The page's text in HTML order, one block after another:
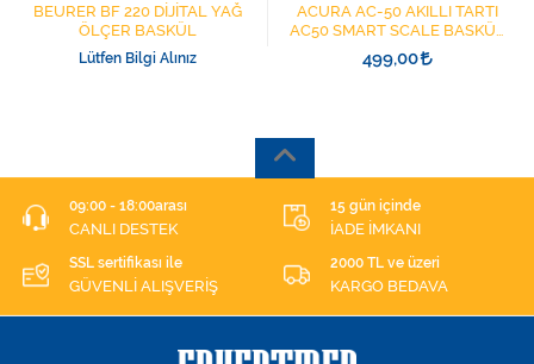
BEURER BF 220 DİJİTAL YAĞ
ÖLÇER BASKÜL
Lütfen Bilgi Alınız
ACURA AC-50 AKILLI TARTI
AC50 SMART SCALE BASKÜL
180KG KAPASİTE BLUETOOTH
BAĞLANTILI
499,00
09:00 - 18:00arası
CANLI DESTEK
15 gün içinde
İADE İMKANI
SSL sertifikası ile
GÜVENLİ ALIŞVERİŞ
2000 TL ve üzeri
KARGO BEDAVA